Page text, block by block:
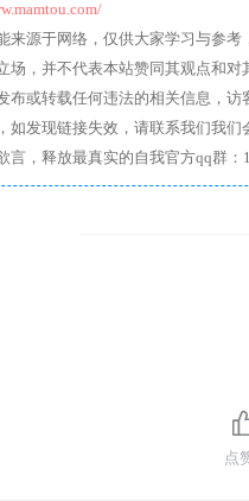
来源于网络，仅供大家学习与参考
场，并不代表本站赞同其观点和对
布或转载任何违法的相关信息，访
如发现链接失效，请联系我们我们
点